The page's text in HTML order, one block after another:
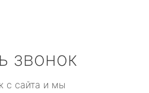
звонок
с сайта и мы